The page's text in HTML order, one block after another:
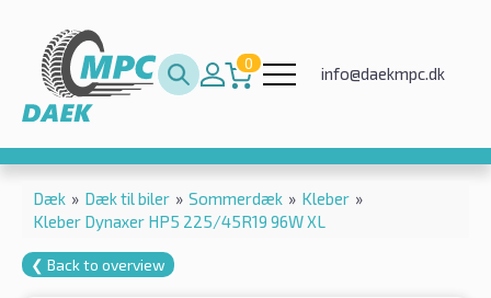
0
info@daekmpc.dk
Dæk » Dæk til biler » Sommerdæk » Kleber »
Kleber Dynaxer HP5 225/45R19 96W XL
❮ Back to overview